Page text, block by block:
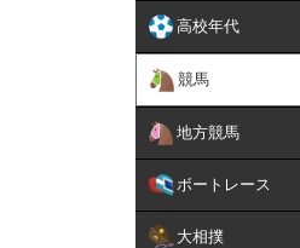
高校年代
競馬
地方競馬
ボートレース
大相撲